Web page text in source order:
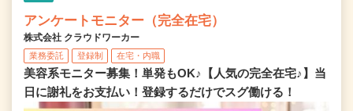
アンケートモニター（完全在宅）
株式会社 クラウドワーカー
業務委託 登録制 在宅・内職
美容系モニター募集！単発もOK♪【人気の完全在宅♪】当
日に謝礼をお支払い！登録するだけでスグ働ける！